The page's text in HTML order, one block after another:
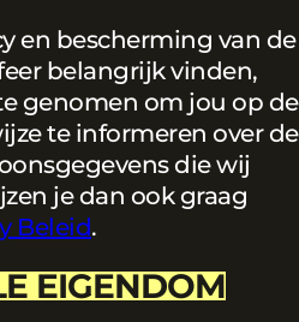
en bescherming van de
belangrijk vinden,
genomen om jou op de
te informeren over de
die wij
je dan ook graag
Beleid.
EIGENDOM